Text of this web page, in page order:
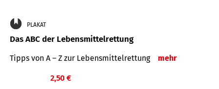
PLAKAT
Das ABC der Lebensmittelrettung
Tipps von A – Z zur Lebensmittelrettung mehr
2,50 €